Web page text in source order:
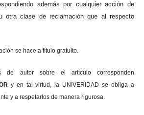
además por cualquier acción de
otra clase de reclamación que al respecto
se hace a título gratuito.
de autor sobre el artículo corresponden
y en tal virtud, la UNIVERIDAD se obliga a
y a respetarlos de manera rigurosa.